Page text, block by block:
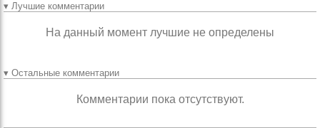
▾ Лучшие комментарии
На данный момент лучшие не определены
▾ Остальные комментарии
Комментарии пока отсутствуют.